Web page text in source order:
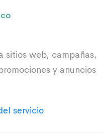
sitios web, campañas,
y anuncios
servicio